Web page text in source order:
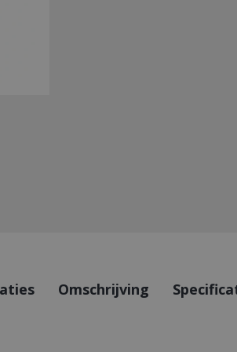
Omschrijving